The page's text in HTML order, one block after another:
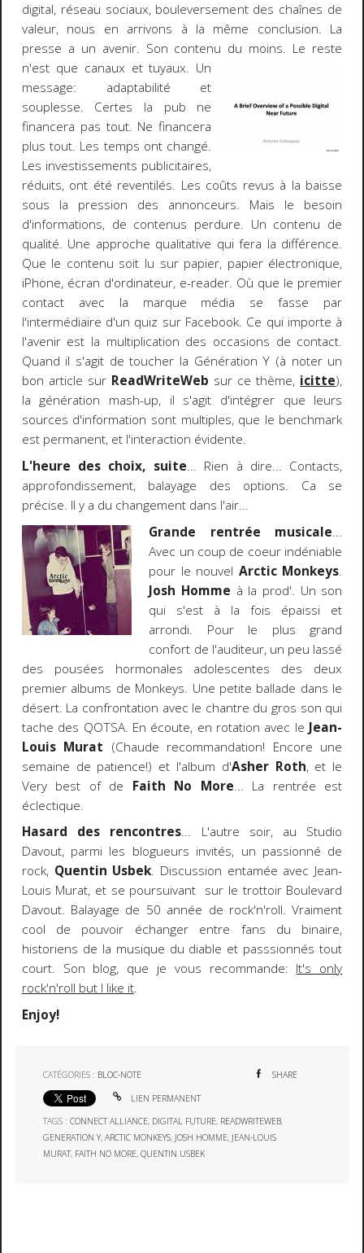
digital, réseau sociaux, bouleversement des chaînes de
valeur, nous en arrivons à la même conclusion. La
presse a un avenir. Son contenu du moins. Le reste
n'est que canaux et tuyaux. Un
message: adaptabilité et
souplesse. Certes la pub ne
financera pas tout. Ne financera
plus tout. Les temps ont changé.
Les investissements publicitaires,
réduits, ont été reventilés. Les coûts revus à la baisse
sous la pression des annonceurs. Mais le besoin
d'informations, de contenus perdure. Un contenu de
qualité. Une approche qualitative qui fera la différence.
Que le contenu soit lu sur papier, papier électronique,
iPhone, écran d'ordinateur, e-reader. Où que le premier
contact avec la marque média se fasse par
l'intermédiaire d'un quiz sur Facebook. Ce qui importe à
l'avenir est la multiplication des occasions de contact.
Quand il s'agit de toucher la Génération Y (à noter un
bon article sur ReadWriteWeb sur ce thème, icitte),
la génération mash-up, il s'agit d'intégrer que leurs
sources d'information sont multiples, que le benchmark
est permanent, et l'interaction évidente.
L'heure des choix, suite... Rien à dire... Contacts,
approfondissement, balayage des options. Ca se
précise. Il y a du changement dans l'air...
Grande rentrée musicale...
Avec un coup de coeur indéniable
pour le nouvel Arctic Monkeys.
Josh Homme à la prod'. Un son
qui s'est à la fois épaissi et
arrondi. Pour le plus grand
confort de l'auditeur, un peu lassé
des pousées hormonales adolescentes des deux
premier albums de Monkeys. Une petite ballade dans le
désert. La confrontation avec le chantre du gros son qui
tache des QOTSA. En écoute, en rotation avec le Jean-
Louis Murat (Chaude recommandation! Encore une
semaine de patience!) et l'album d'Asher Roth, et le
Very best ofde Faith No More... La rentrée est
éclectique.
Hasard des rencontres... L'autre soir, au Studio
Davout, parmi les blogueurs invités, un passionné de
rock, Quentin Usbek. Discussion entamée avec Jean-
Louis Murat, et se poursuivant sur le trottoir Boulevard
Davout. Balayage de 50 année de rock'n'roll. Vraiment
cool de pouvoir échanger entre fans du binaire,
historiens de la musique du diable et passsionnés tout
court. Son blog, que je vous recommande: It's only
rock'n'roll but I like it.
Enjoy!
CATÉGORIES : BLOC-NOTE SHARE
LIEN PERMANENT
TAGS :CONNECT ALLIANCE, DIGITAL FUTURE, READWRITEWEB,
GENERATION Y,ARCTIC MONKEYS, JOSH HOMME, JEAN-LOUIS
MURAT, FAITH NO MORE,QUENTIN USBEK